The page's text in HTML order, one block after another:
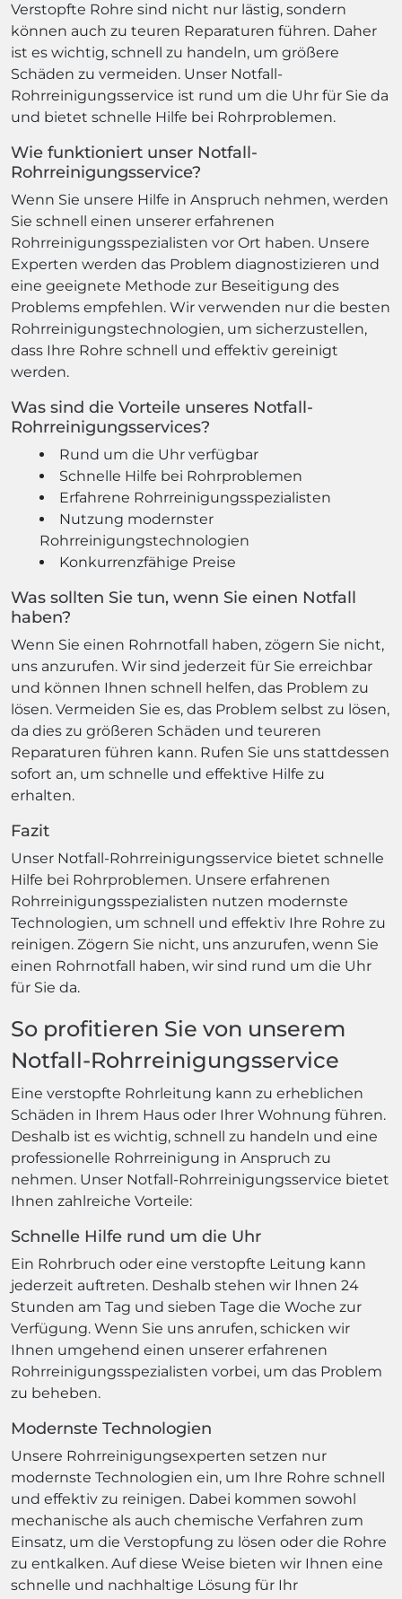
Verstopfte Rohre sind nicht nur lästig, sondern
können auch zu teuren Reparaturen führen. Daher
ist es wichtig, schnell zu handeln, um größere
Schäden zu vermeiden. Unser Notfall-
Rohrreinigungsservice ist rund um die Uhr für Sie da
und bietet schnelle Hilfe bei Rohrproblemen.
Wie funktioniert unser Notfall-
Rohrreinigungsservice?
Wenn Sie unsere Hilfe in Anspruch nehmen, werden
Sie schnell einen unserer erfahrenen
Rohrreinigungsspezialisten vor Ort haben. Unsere
Experten werden das Problem diagnostizieren und
eine geeignete Methode zur Beseitigung des
Problems empfehlen. Wir verwenden nur die besten
Rohrreinigungstechnologien, um sicherzustellen,
dass Ihre Rohre schnell und effektiv gereinigt
werden.
Was sind die Vorteile unseres Notfall-
Rohrreinigungsservices?
Rund um die Uhr verfügbar
Schnelle Hilfe bei Rohrproblemen
Erfahrene Rohrreinigungsspezialisten
Nutzung modernster
Rohrreinigungstechnologien
Konkurrenzfähige Preise
Was sollten Sie tun, wenn Sie einen Notfall
haben?
Wenn Sie einen Rohrnotfall haben, zögern Sie nicht,
uns anzurufen. Wir sind jederzeit für Sie erreichbar
und können Ihnen schnell helfen, das Problem zu
lösen. Vermeiden Sie es, das Problem selbst zu lösen,
da dies zu größeren Schäden und teureren
Reparaturen führen kann. Rufen Sie uns stattdessen
sofort an, um schnelle und effektive Hilfe zu
erhalten.
Fazit
Unser Notfall-Rohrreinigungsservice bietet schnelle
Hilfe bei Rohrproblemen. Unsere erfahrenen
Rohrreinigungsspezialisten nutzen modernste
Technologien, um schnell und effektiv Ihre Rohre zu
reinigen. Zögern Sie nicht, uns anzurufen, wenn Sie
einen Rohrnotfall haben, wir sind rund um die Uhr
für Sie da.
So profitieren Sie von unserem
Notfall-Rohrreinigungsservice
Eine verstopfte Rohrleitung kann zu erheblichen
Schäden in Ihrem Haus oder Ihrer Wohnung führen.
Deshalb ist es wichtig, schnell zu handeln und eine
professionelle Rohrreinigung in Anspruch zu
nehmen. Unser Notfall-Rohrreinigungsservice bietet
Ihnen zahlreiche Vorteile:
Schnelle Hilfe rund um die Uhr
Ein Rohrbruch oder eine verstopfte Leitung kann
jederzeit auftreten. Deshalb stehen wir Ihnen 24
Stunden am Tag und sieben Tage die Woche zur
Verfügung. Wenn Sie uns anrufen, schicken wir
Ihnen umgehend einen unserer erfahrenen
Rohrreinigungsspezialisten vorbei, um das Problem
zu beheben.
Modernste Technologien
Unsere Rohrreinigungsexperten setzen nur
modernste Technologien ein, um Ihre Rohre schnell
und effektiv zu reinigen. Dabei kommen sowohl
mechanische als auch chemische Verfahren zum
Einsatz, um die Verstopfung zu lösen oder die Rohre
zu entkalken. Auf diese Weise bieten wir Ihnen eine
schnelle und nachhaltige Lösung für Ihr